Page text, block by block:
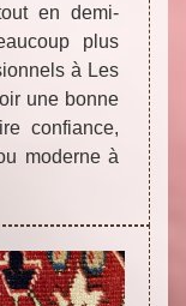
en demi-
plus
à Les
une bonne
confiance,
moderne à